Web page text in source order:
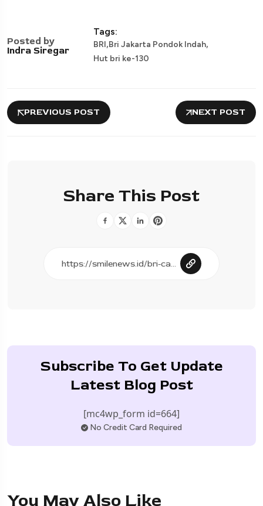
Posted by
Indra Siregar
Tags:
BRI,Bri Jakarta Pondok Indah,
Hut bri ke-130
PREVIOUS POST NEXT POST
Share This Post
Subscribe To Get Update
Latest Blog Post
[mc4wp_form id=664]
No Credit Card Required
You May Also Like